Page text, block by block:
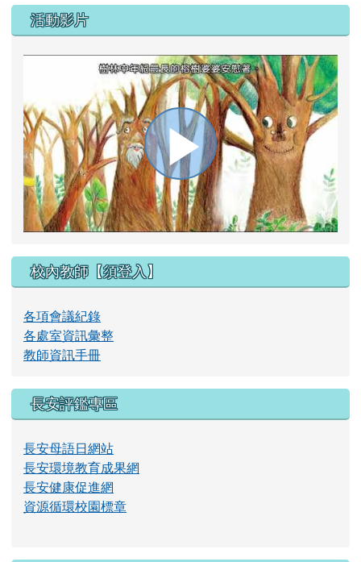
活動影片
播
放
片
校內教師【須登入】
各項會議紀錄
各處室資訊彙整
教師資訊手冊
長安評鑑專區
長安母語日網站
長安環境教育成果網
長安健康促進網
資源循環校園標章